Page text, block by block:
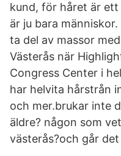
kund, för håret är
är ju bara
ta del av massor
Västerås när
Congress Center i
har helvita hårstrån
och mer.brukar inte
äldre? någon som
västerås?och går